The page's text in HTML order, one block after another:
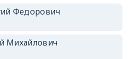
Федорович
Михайлович